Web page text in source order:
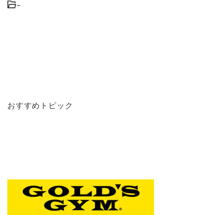
-
おすすめトピック